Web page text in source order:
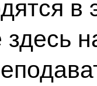
в